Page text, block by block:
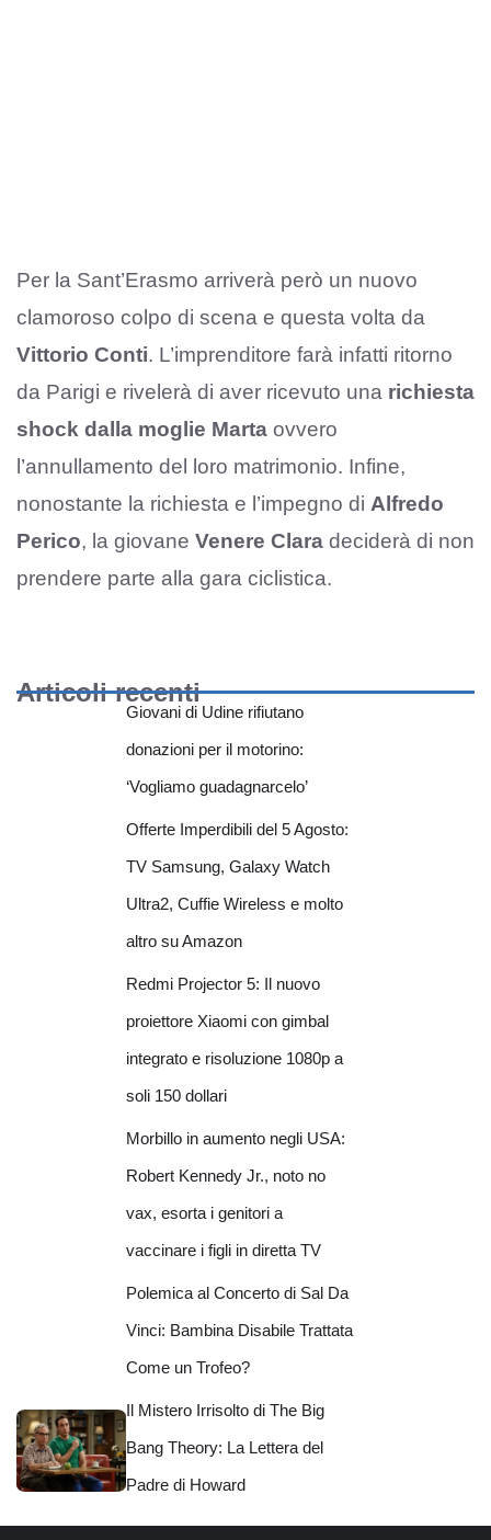
Per la Sant’Erasmo arriverà però un nuovo
clamoroso colpo di scena e questa volta da
Vittorio Conti. L’imprenditore farà infatti ritorno
da Parigi e rivelerà di aver ricevuto una richiesta
shock dalla moglie Marta ovvero
l’annullamento del loro matrimonio. Infine,
nonostante la richiesta e l’impegno di Alfredo
Perico, la giovane Venere Clara deciderà di non
prendere parte alla gara ciclistica.
Articoli recenti
Giovani di Udine rifiutano
donazioni per il motorino:
‘Vogliamo guadagnarcelo’
Offerte Imperdibili del 5 Agosto:
TV Samsung, Galaxy Watch
Ultra2, Cuffie Wireless e molto
altro su Amazon
Redmi Projector 5: Il nuovo
proiettore Xiaomi con gimbal
integrato e risoluzione 1080p a
soli 150 dollari
Morbillo in aumento negli USA:
Robert Kennedy Jr., noto no
vax, esorta i genitori a
vaccinare i figli in diretta TV
Polemica al Concerto di Sal Da
Vinci: Bambina Disabile Trattata
Come un Trofeo?
Il Mistero Irrisolto di The Big
Bang Theory: La Lettera del
Padre di Howard